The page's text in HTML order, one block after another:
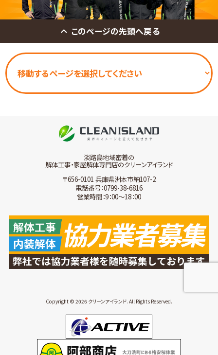
このページの先頭へ戻る
淡路島地域密着の
解体工事・家屋解体専門店のクリーンアイランド
〒656-0101 兵庫県洲本市納107-2
電話番号：0799-38-6816
営業時間：9：00～18：00
Copyright © 2026 クリーンアイランド. All Rights Reserved.